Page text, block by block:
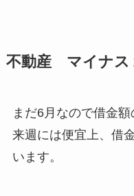
不動産 マイナス
まだ6月なので借金額
来週には便宜上、借
います。